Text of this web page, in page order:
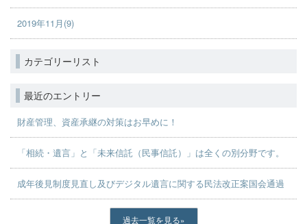
2019年11月(9)
カテゴリーリスト
最近のエントリー
財産管理、資産承継の対策はお早めに！
「相続・遺言」と「未来信託（民事信託）」は全くの別分野です。
成年後見制度見直し及びデジタル遺言に関する民法改正案国会通過
過去一覧を見る